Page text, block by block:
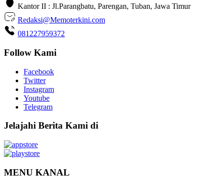
Kantor II : Jl.Parangbatu, Parengan, Tuban, Jawa Timur
Redaksi@Memoterkini.com
081227959372
Follow Kami
Facebook
Twitter
Instagram
Youtube
Telegram
Jelajahi Berita Kami di
MENU KANAL